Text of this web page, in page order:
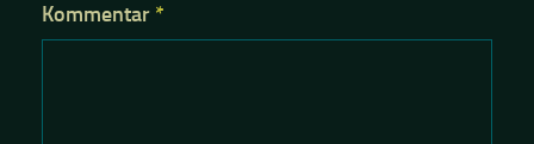
Kommentar *